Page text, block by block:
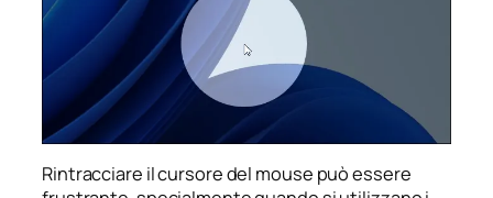
Rintracciare il cursore del mouse può essere